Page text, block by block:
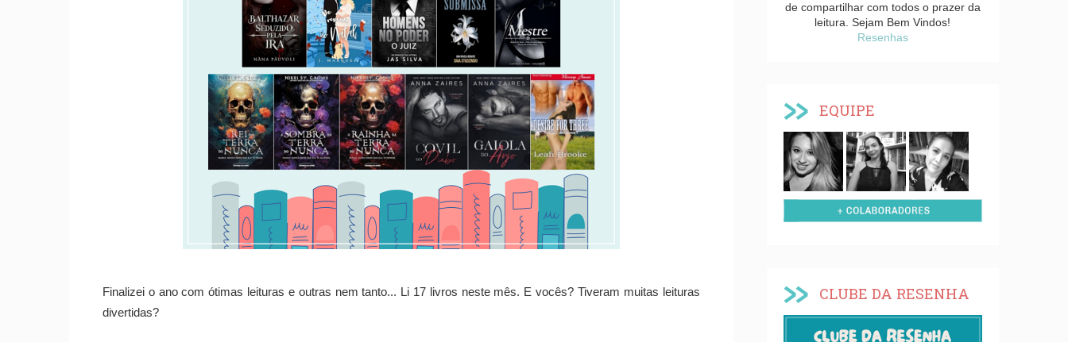
Finalizei o ano com ótimas leituras e outras nem tanto... Li 17 livros neste mês. E vocês? Tiveram muitas leituras
divertidas?
de compartilhar com todos o prazer da
leitura. Sejam Bem Vindos!
Resenhas
EQUIPE
CLUBE DA RESENHA